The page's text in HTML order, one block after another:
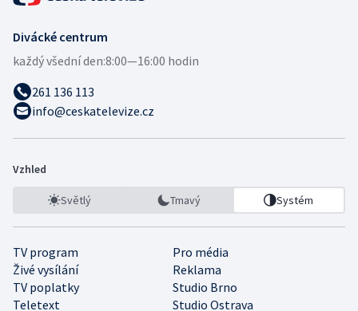
Divácké centrum
každý všední den:8:00—16:00 hodin
261 136 113
info@ceskatelevize.cz
Vzhled
Světlý Tmavý Systém
TV program
Pro média
Živé vysílání
Reklama
TV poplatky
Studio Brno
Teletext
Studio Ostrava